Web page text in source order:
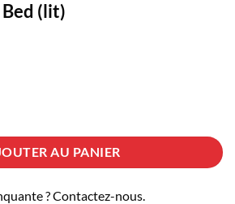
(lit)
Bed (lit)
AU PANIER
? Contactez-nous.